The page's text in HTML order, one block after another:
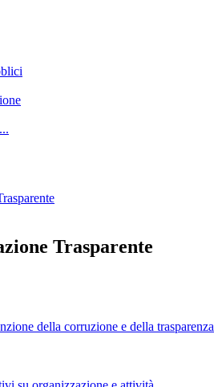
Trasparente
della corruzione e della trasparenza